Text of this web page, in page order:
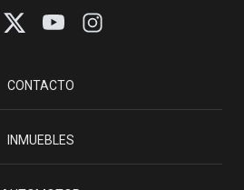
CONTACTO
INMUEBLES